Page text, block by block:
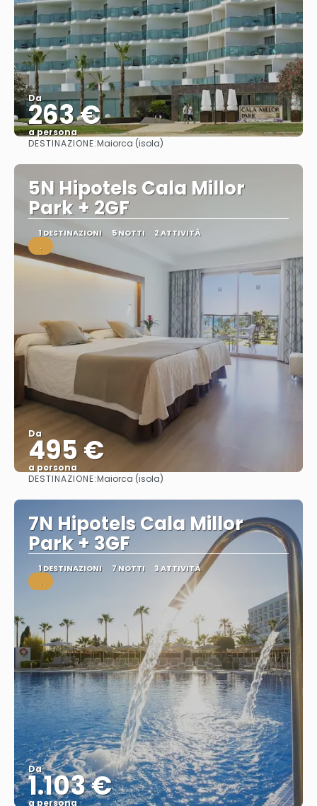
Da
263 €
a persona
Vedere
DESTINAZIONE:Maiorca (isola)
5N Hipotels Cala Millor
Park + 2GF
1 DESTINAZIONI 5 NOTTI 2 ATTIVITÀ
.
Da
495 €
a persona
Vedere
DESTINAZIONE:Maiorca (isola)
7N Hipotels Cala Millor
Park + 3GF
1 DESTINAZIONI 7 NOTTI 3 ATTIVITÀ
.
Da
1.103 €
a persona